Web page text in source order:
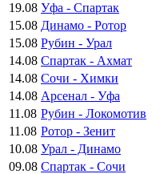
19.08 Уфа - Спартак
15.08 Динамо - Ротор
15.08 Рубин - Урал
14.08 Спартак - Ахмат
14.08 Сочи - Химки
14.08 Арсенал - Уфа
11.08 Рубин - Локомотив
11.08 Ротор - Зенит
10.08 Урал - Динамо
09.08 Спартак - Сочи